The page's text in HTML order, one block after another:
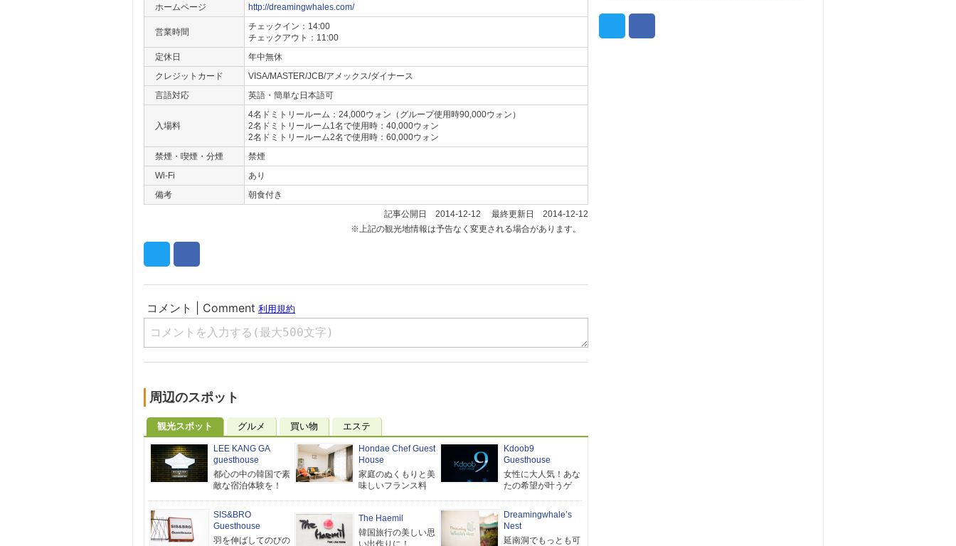
ホームページ
http://dreamingwhales.com/
営業時間
チェックイン：14:00
チェックアウト：11:00
定休日
年中無休
クレジットカード
VISA/MASTER/JCB/アメックス/ダイナース
言語対応
英語・簡単な日本語可
入場料
4名ドミトリールーム：24,000ウォン（グループ使用時90,000ウォン）
2名ドミトリールーム1名で使用時：40,000ウォン
2名ドミトリールーム2名で使用時：60,000ウォン
禁煙・喫煙・分煙
禁煙
Wi-Fi
あり
備考
朝食付き
記事公開日 2014-12-12 最終更新日 2014-12-12
※上記の観光地情報は予告なく変更される場合があります。
周辺のスポット
観光スポット グルメ 買い物 エステ
LEE KANG GA
guesthouse
都心の中の韓国で素
敵な宿泊体験を！
Hondae Chef Guest
House
家庭のぬくもりと美
味しいフランス料
Kdoob9
Guesthouse
女性に大人気！あな
たの希望が叶うゲ
SIS&BRO
Guesthouse
羽を伸ばしてのびの
The Haemil
韓国旅行の美しい思
い出作りに！
Dreamingwhale’s
Nest
延南洞でもっとも可